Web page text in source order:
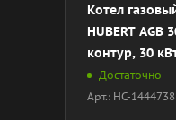
Котел
HUBERT AGB
контур, 30
Достаточно
Арт.: НС-1444738